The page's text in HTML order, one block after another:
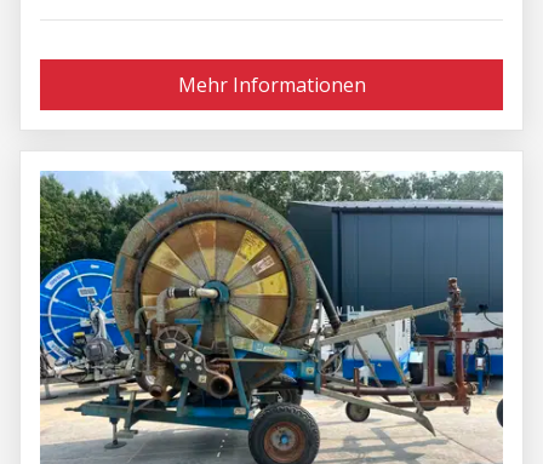
Mehr Informationen